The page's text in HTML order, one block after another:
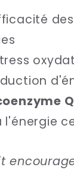
des
l'énergie